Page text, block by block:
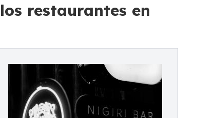
restaurantes en